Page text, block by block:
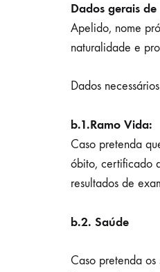
Dados gerais
Apelido, nome
naturalidade e
Dados
b.1.Ramo Vida:
Caso pretenda
óbito, certificado
resultados de
b.2. Saúde
Caso pretenda